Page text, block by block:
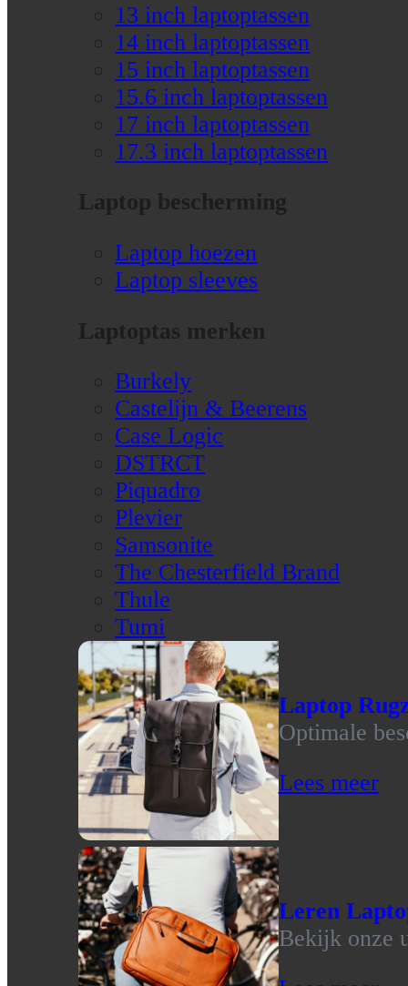
13 inch laptoptassen
14 inch laptoptassen
15 inch laptoptassen
15.6 inch laptoptassen
17 inch laptoptassen
17.3 inch laptoptassen
Laptop bescherming
Laptop hoezen
Laptop sleeves
Laptoptas merken
Burkely
Castelijn & Beerens
Case Logic
DSTRCT
Piquadro
Plevier
Samsonite
The Chesterfield Brand
Thule
Tumi
Laptop
Optimale
Lees meer
Leren
Bekijk onze